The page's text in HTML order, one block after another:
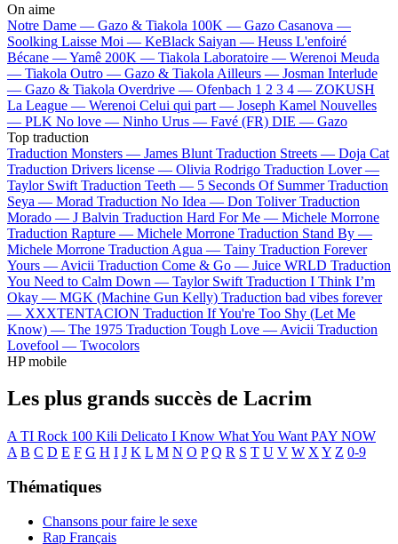
On aime
Notre Dame — Gazo & Tiakola 100K — Gazo Casanova —
Soolking Laisse Moi — KeBlack Saiyan — Heuss L'enfoiré
Bécane —Yamê 200K — Tiakola Laboratoire — Werenoi Meuda
— Tiakola Outro — Gazo & Tiakola Ailleurs — Josman Interlude
— Gazo & Tiakola Overdrive — Ofenbach 1 2 3 4 — ZOKUSH
La League — Werenoi Celui qui part — Joseph Kamel Nouvelles
— PLK No love — Ninho Urus — Favé (FR) DIE — Gazo
Top traduction
Traduction Monsters — James Blunt Traduction Streets — Doja Cat
Traduction Drivers license — Olivia Rodrigo Traduction Lover —
Taylor Swift Traduction Teeth — 5 Seconds Of Summer Traduction
Seya — Morad Traduction No Idea — Don Toliver Traduction
Morado — J Balvin Traduction Hard For Me — Michele Morrone
Traduction Rapture — Michele Morrone Traduction Stand By —
Michele Morrone Traduction Agua — Tainy Traduction Forever
Yours — Avicii Traduction Come & Go — Juice WRLD Traduction
You Need to Calm Down — Taylor Swift Traduction I Think I’m
Okay — MGK (Machine Gun Kelly) Traduction bad vibes forever
— XXXTENTACION Traduction If You're Too Shy (Let Me
Know) — The 1975 Traduction Tough Love — Avicii Traduction
Lovefool — Twocolors
HP mobile
Les plus grands succès de Lacrim
A TI Rock 100 Kili Delicato I Know What You Want PAY NOW
A B C D E F G H I J K L M N O P Q R S T U V W X Y Z 0-9
Thématiques
Chansons pour faire le sexe
Rap Français